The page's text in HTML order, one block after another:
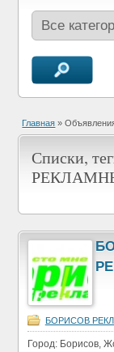
Главная »
Списки,
БОРИСОВ
Город: Борисов,